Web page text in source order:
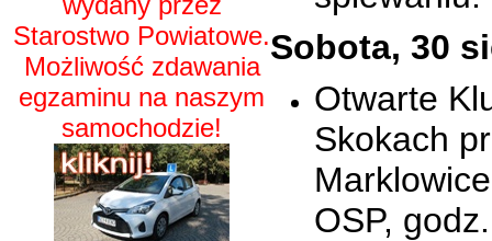
Starostwo Powiatowe.
Możliwość zdawania
egzaminu na naszym
samochodzie!
Sobota, 30
Otwarte
Skokach
OSP,